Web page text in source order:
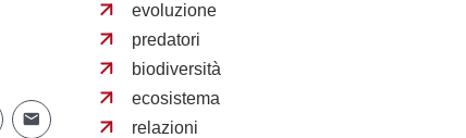
evoluzione
predatori
biodiversità
ecosistema
relazioni